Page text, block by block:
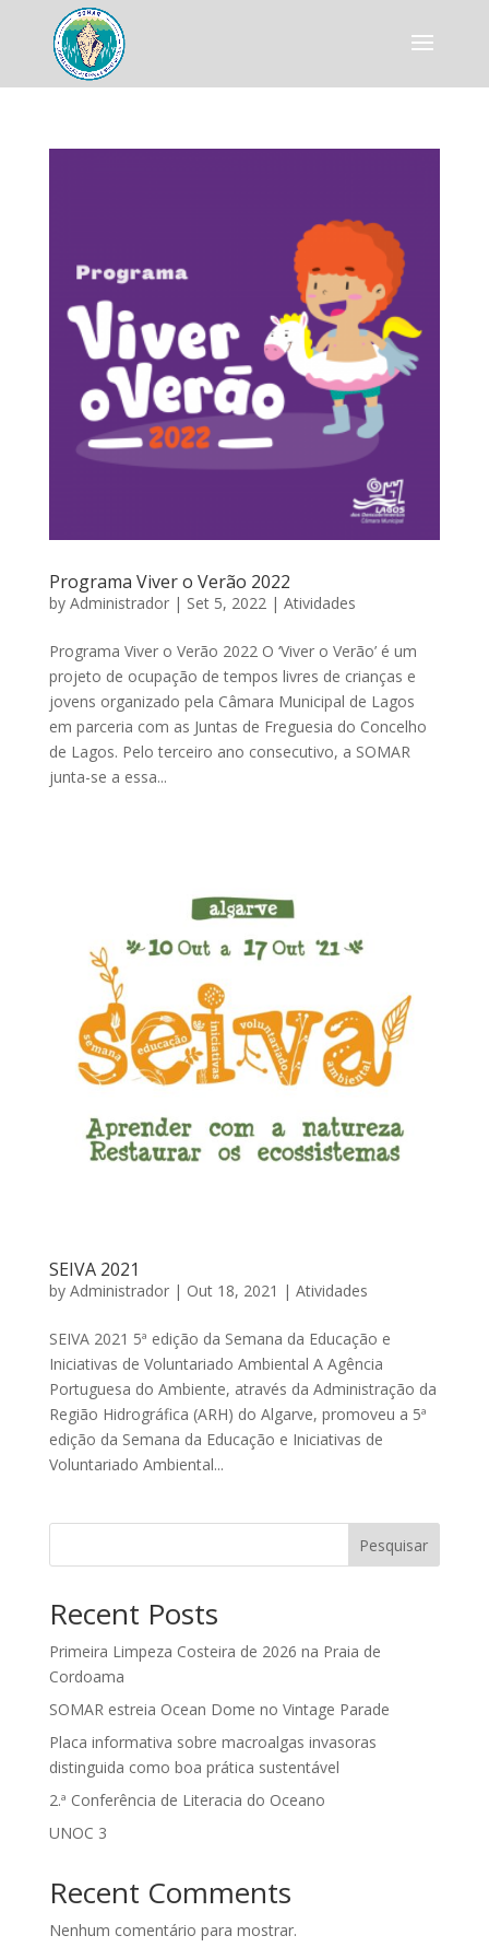
Programa Viver o Verão 2022
by Administrador| Set 5, 2022| Atividades
Programa Viver o Verão 2022 O ‘Viver o Verão’ é um
projeto de ocupação de tempos livres de crianças e
jovens organizado pela Câmara Municipal de Lagos
em parceria com as Juntas de Freguesia do Concelho
de Lagos. Pelo terceiro ano consecutivo, a SOMAR
junta-se a essa...
SEIVA 2021
by Administrador| Out 18, 2021 | Atividades
SEIVA 2021 5ª edição da Semana da Educação e
Iniciativas de Voluntariado Ambiental A Agência
Portuguesa do Ambiente, através da Administração da
Região Hidrográfica (ARH) do Algarve, promoveu a 5ª
edição da Semana da Educação e Iniciativas de
Voluntariado Ambiental...
Pesquisar
Recent Posts
Primeira Limpeza Costeira de 2026 na Praia de
Cordoama
SOMAR estreia Ocean Dome no Vintage Parade
Placa informativa sobre macroalgas invasoras
distinguida como boa prática sustentável
2.ª Conferência de Literacia do Oceano
UNOC 3
Recent Comments
Nenhum comentário para mostrar.